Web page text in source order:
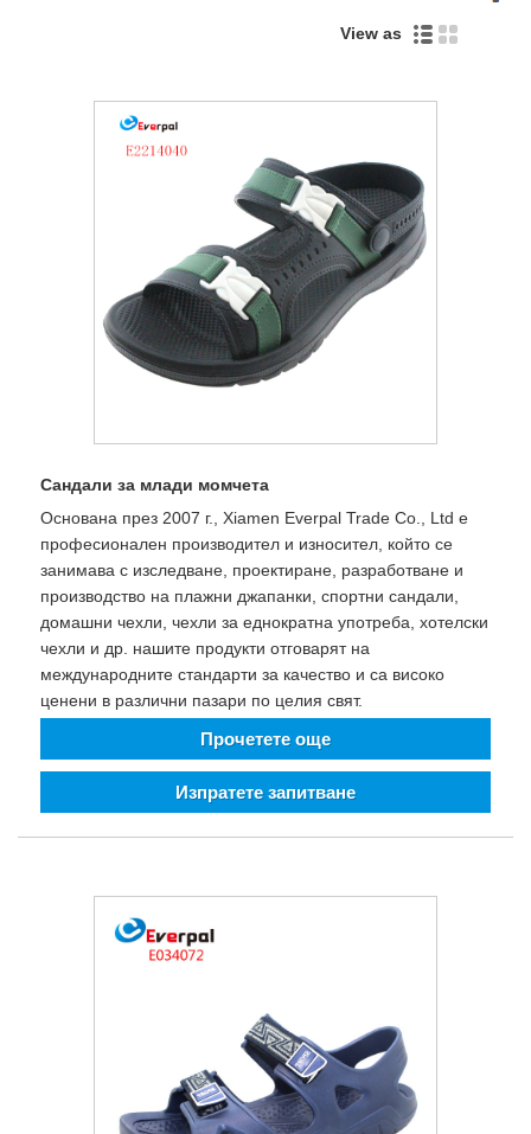
View as
Сандали за млади момчета
Основана през 2007 г., Xiamen Everpal Trade Co., Ltd е
професионален производител и износител, който се
занимава с изследване, проектиране, разработване и
производство на плажни джапанки, спортни сандали,
домашни чехли, чехли за еднократна употреба, хотелски
чехли и др. нашите продукти отговарят на
международните стандарти за качество и са високо
ценени в различни пазари по целия свят.
Прочетете още
Изпратете запитване